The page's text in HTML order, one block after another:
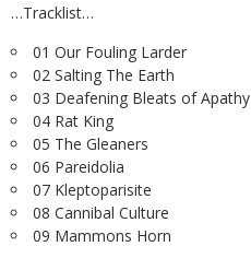
…Tracklist…
01 Our Fouling Larder
02 Salting The Earth
03 Deafening Bleats of Apathy
04 Rat King
05 The Gleaners
06 Pareidolia
07 Kleptoparisite
08 Cannibal Culture
09 Mammons Horn